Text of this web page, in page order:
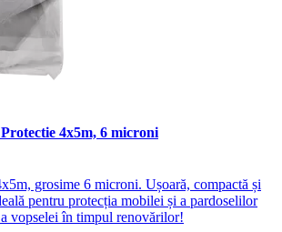
4x5m, 6 microni
grosime 6 microni. Ușoară, compactă și
pentru protecția mobilei și a pardoselilor
vopselei în timpul renovărilor!